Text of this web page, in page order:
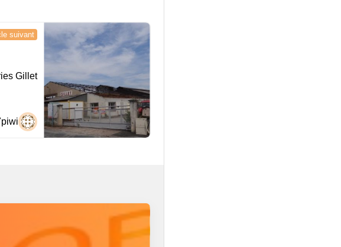
suivant
Gillet
piwi